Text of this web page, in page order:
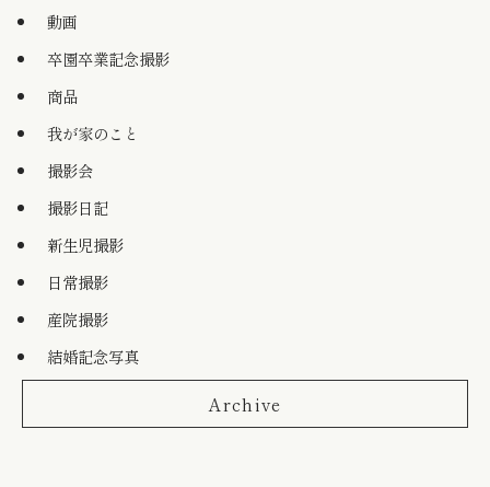
動画
卒園卒業記念撮影
商品
我が家のこと
撮影会
撮影日記
新生児撮影
日常撮影
産院撮影
結婚記念写真
Archive